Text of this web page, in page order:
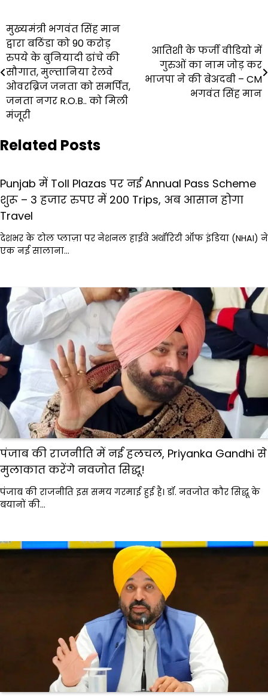
Post
navigation
मुख्यमंत्री भगवंत सिंह मान
द्वारा बठिंडा को 90 करोड़
रुपये के बुनियादी ढांचे की
सौगात, मुल्तानिया रेलवे
ओवरब्रिज जनता को समर्पित,
जनता नगर R.O.B.. को मिली
मंजूरी
आतिशी के फर्जी वीडियो में
गुरुओं का नाम जोड़ कर
भाजपा ने की बेअदबी – CM
भगवंत सिंह मान
Related Posts
Punjab में Toll Plazas पर नई Annual Pass Scheme
शुरू – 3 हजार रुपए में 200 Trips, अब आसान होगा
Travel
देशभर के टोल प्लाज़ा पर नेशनल हाईवे अथॉरिटी ऑफ इंडिया (NHAI) ने
एक नई सालाना…
पंजाब की राजनीति में नई हलचल, Priyanka Gandhi से
मुलाकात करेंगे नवजोत सिद्धू!
पंजाब की राजनीति इस समय गरमाई हुई है। डॉ. नवजोत कौर सिद्धू के
बयानों की…